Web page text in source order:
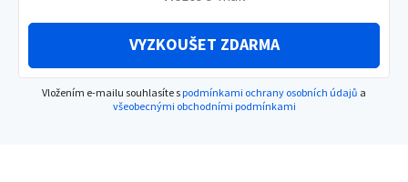
VYZKOUŠET ZDARMA
Vložením e-mailu souhlasíte spodmínkami ochrany osobních údajů a
všeobecnými obchodními podmínkami